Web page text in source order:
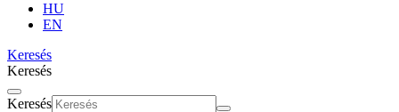
HU
EN
Keresés
Keresés
Keresés